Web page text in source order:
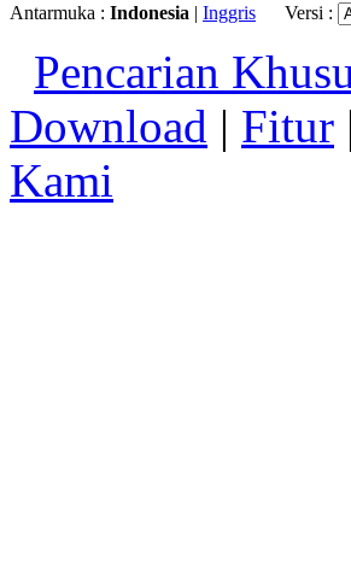
Antarmuka : Indonesia | Inggris Versi :
Pencarian
Download | Fitur |
Kami